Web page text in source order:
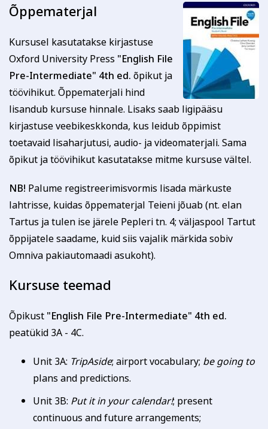
Õppematerjal
Kursusel kasutatakse kirjastuse
Oxford University Press "English File
Pre-Intermediate" 4th ed. õpikut ja
töövihikut. Õppematerjali hind
lisandub kursuse hinnale. Lisaks saab ligipääsu
kirjastuse veebikeskkonda, kus leidub õppimist
toetavaid lisaharjutusi, audio- ja videomaterjali. Sama
õpikut ja töövihikut kasutatakse mitme kursuse vältel.
NB! Palume registreerimisvormis lisada märkuste
lahtrisse, kuidas õppematerjal Teieni jõuab (nt. elan
Tartus ja tulen ise järele Pepleri tn. 4; väljaspool Tartut
õppijatele saadame, kuid siis vajalik märkida sobiv
Omniva pakiautomaadi asukoht).
Kursuse teemad
Õpikust "English File Pre-Intermediate" 4th ed.
peatükid 3A - 4C.
Unit 3A: TripAside; airport vocabulary; be going to
plans and predictions.
Unit 3B: Put it in your calendar!; present
continuous and future arrangements;
arve kuulub tasumisele.
Koolituse ärajäämisel teavitatakse registreerunuid
sellest viivitamatult. Õppetasu tagastatakse või soovi
korral kantakse üle mõnele teisele koolitusele.
Tutvu õppetöö korraldusega lähemalt siin
Tutvu privaatsuspoliitikaga siin
Märkused / kinkekaardi nr
Kinnitan, et olen tutvunud ja nõustun õppetöö
korraldusega, privaatsuspoliitikaga ja nõustun
esitatud andmete kasutamisega koolituse
läbiviimise eesmärgil.
Soovin saada rahvaülikooli uudiskirja
Mul on õpik English File Pre-Intermediate. 4th
ed. juba olemas
Registreerin